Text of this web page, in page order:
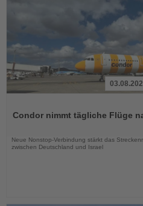
die
Condor nimmt tägliche Flüge
Neue Nonstop-Verbindung stärkt das
zwischen Deutschland und Israel